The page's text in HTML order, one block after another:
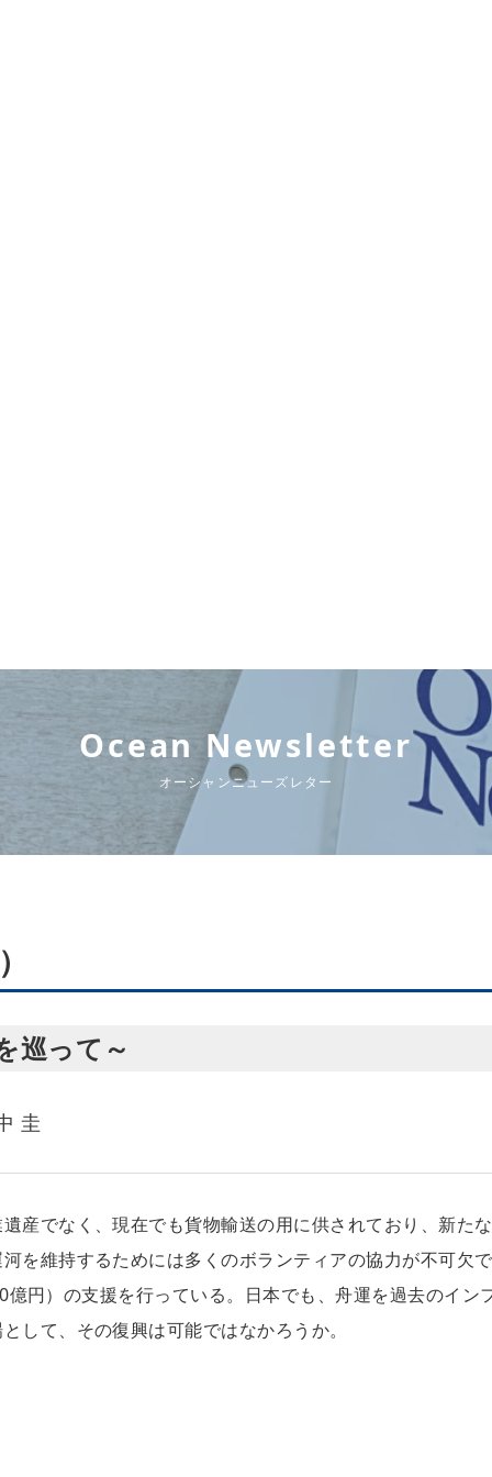
Ocean Newsletter
オーシャンニューズレター
巡って～
圭
産でなく、現在でも貨物輸送の用に供されており、新た
を維持するためには多くのボランティアの協力が不可欠
円）の支援を行っている。日本でも、舟運を過去のイン
して、その復興は可能ではなかろうか。